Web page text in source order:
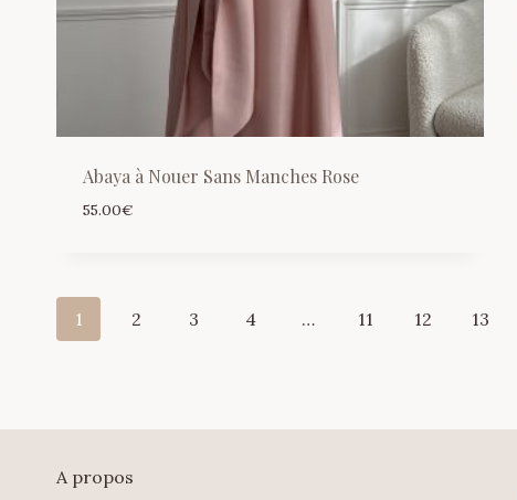
Abaya à Nouer Sans Manches Rose
55.00€
1 2 3 4 … 11 12 13
A propos